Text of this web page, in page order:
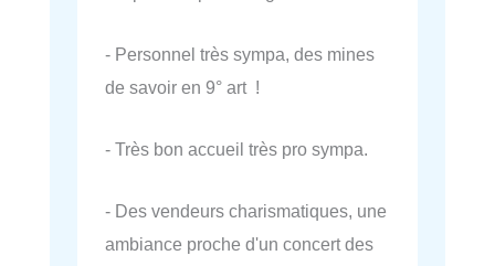
- Personnel très sympa, des mines
de savoir en 9° art !
- Très bon accueil très pro sympa.
- Des vendeurs charismatiques, une
ambiance proche d'un concert des